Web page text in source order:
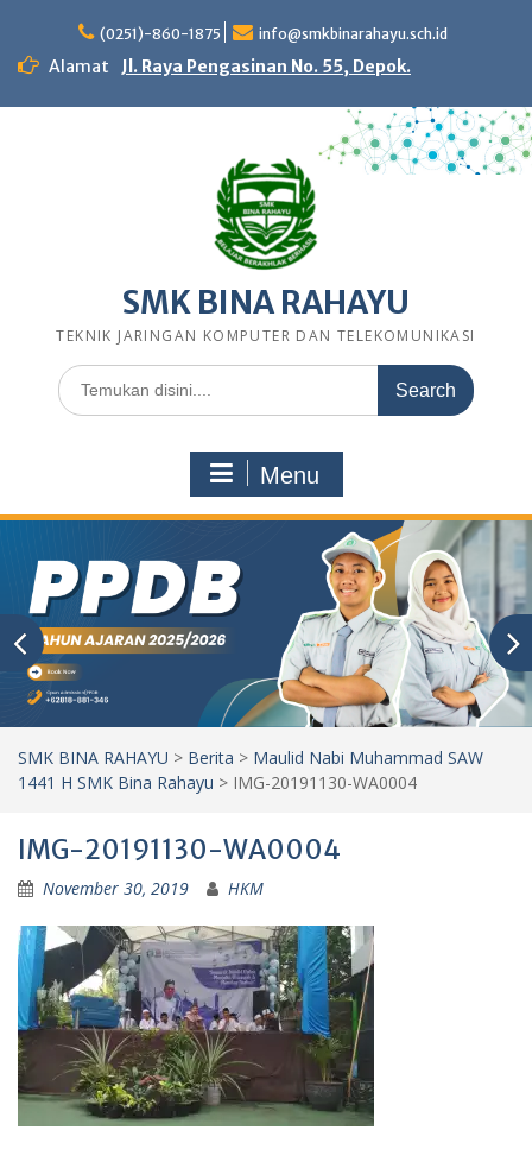
content
(0251)-860-1875 info@smkbinarahayu.sch.id
Alamat Jl. Raya Pengasinan No. 55, Depok.
SMK BINA RAHAYU
TEKNIK JARINGAN KOMPUTER DAN TELEKOMUNIKASI
Search
for:
Menu
SMK BINA RAHAYU > Berita > Maulid Nabi Muhammad SAW
1441 H SMK Bina Rahayu > IMG-20191130-WA0004
IMG-20191130-WA0004
November 30, 2019 HKM